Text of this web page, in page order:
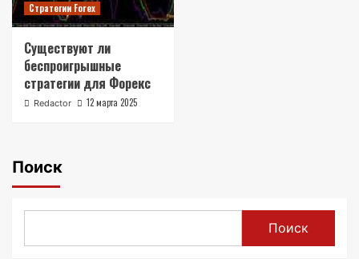
Стратегии Forex
Существуют ли
беспроигрышные
стратегии для Форекс
Redactor 12 марта 2025
Поиск
Поиск